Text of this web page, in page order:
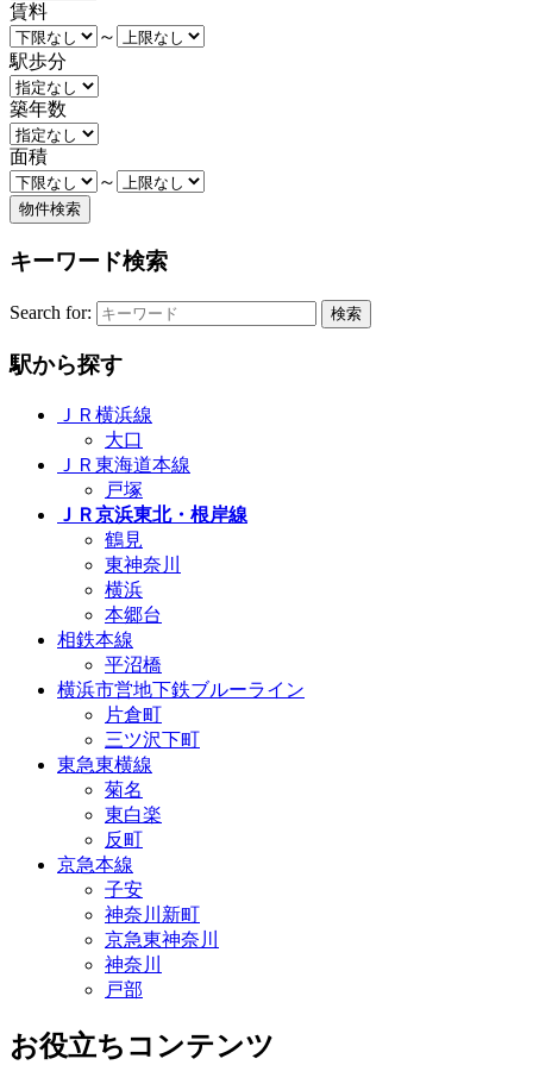
賃料
～
駅歩分
築年数
面積
～
キーワード検索
Search for:
駅から探す
ＪＲ横浜線
大口
ＪＲ東海道本線
戸塚
ＪＲ京浜東北・根岸線
鶴見
東神奈川
横浜
本郷台
相鉄本線
平沼橋
横浜市営地下鉄ブルーライン
片倉町
三ツ沢下町
東急東横線
菊名
東白楽
反町
京急本線
子安
神奈川新町
京急東神奈川
神奈川
戸部
お役立ちコンテンツ